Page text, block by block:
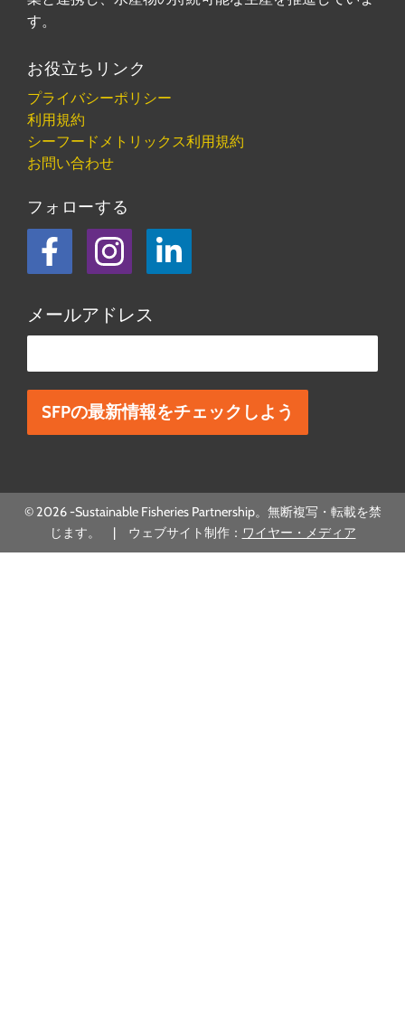
す。
お役立ちリンク
プライバシーポリシー
利用規約
シーフードメトリックス利用規約
お問い合わせ
フォローする
フェイスブック
Instagram
LinkedIn
メールアドレス
© 2026 -Sustainable Fisheries Partnership。無断複写・転載を禁
じます。 | ウェブサイト制作： ワイヤー・メディア